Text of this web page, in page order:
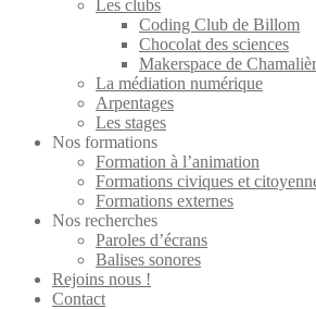
Les clubs
Coding Club de Billom
Chocolat des sciences
Makerspace de
La médiation numérique
Arpentages
Les stages
Nos formations
Formation à l’animation
Formations civiques et
Formations externes
Nos recherches
Paroles d’écrans
Balises sonores
Rejoins nous !
Contact